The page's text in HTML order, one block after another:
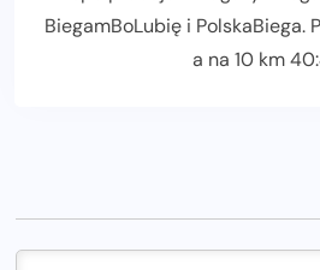
BiegamBoLubię i PolskaBiega.
a na 10 km